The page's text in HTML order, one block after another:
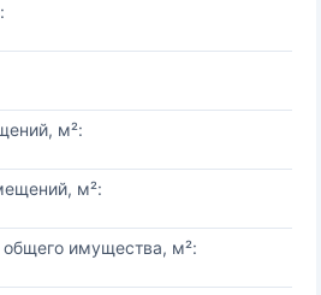
м²:
м²:
имущества, м²: